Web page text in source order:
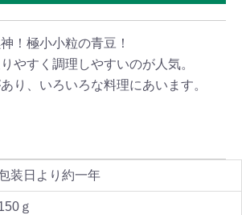
！極小小粒の青豆！
やすく調理しやすいのが人気。
り、いろいろな料理にあいます。
装日より約一年
ｇ